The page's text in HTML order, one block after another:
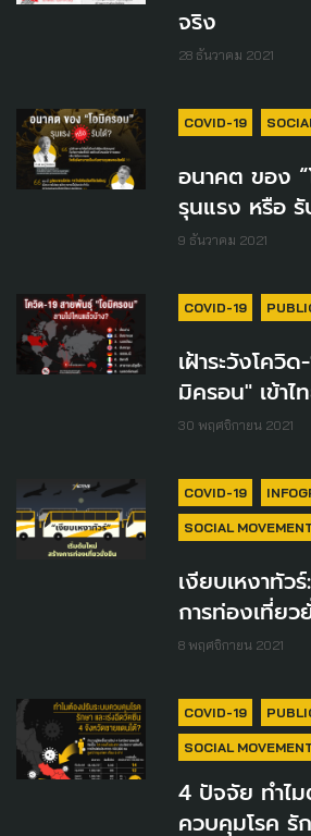
จริง
28 ธันวาคม 2021
COVID-19
อนาคต ของ
รุนแรง หรือ รั
9 ธันวาคม 2021
COVID-19
เฝ้าระวังโควิ
มิครอน" เข้าไ
30 พฤศจิกายน 2021
COVID-19
SOCIAL
เงียบเหงาทัว
การท่องเที่ย
8 พฤศจิกายน 2021
COVID-19
SOCIAL
4 ปัจจัย ทำไ
ควบคุมโรค รั